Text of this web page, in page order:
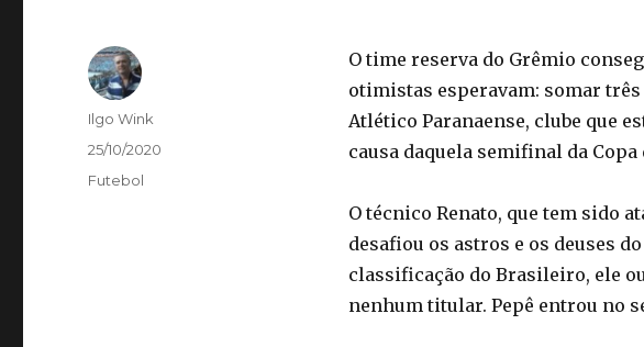
O time reserva do Grêmio
otimistas esperavam: somar
Atlético Paranaense, clube que
causa daquela semifinal da Copa
O técnico Renato, que tem sido
desafiou os astros e os deuses
classificação do Brasileiro, ele
nenhum titular. Pepê entrou no
Autor
Ilgo Wink
Publicado
25/10/2020
Categorias
Futebol